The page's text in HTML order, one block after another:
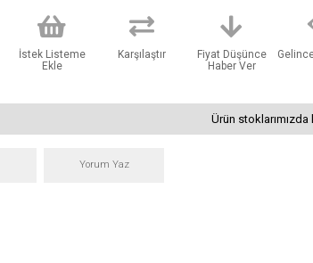
İstek Listeme
Ekle
Karşılaştır
Fiyat Düşünce
Haber Ver
Ürün stoklarımızda
Yorum Yaz